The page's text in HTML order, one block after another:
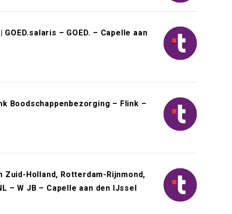
– GOED. – Capelle aan
Boodschappenbezorging – Flink –
Holland, Rotterdam-Rijnmond,
– W JB – Capelle aan den IJssel